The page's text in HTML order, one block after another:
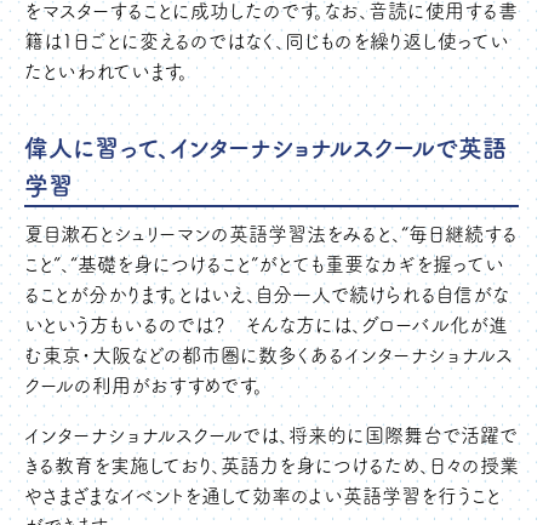
をマスターすることに成功したのです。なお、音読に使用する書
籍は1日ごとに変えるのではなく、同じものを繰り返し使ってい
たといわれています。
偉人に習って、インターナショナルスクールで英語
学習
夏目漱石とシュリーマンの英語学習法をみると、“毎日継続する
こと”、“基礎を身につけること”がとても重要なカギを握ってい
ることが分かります。とはいえ、自分一人で続けられる自信がな
いという方もいるのでは？ そんな方には、グローバル化が進
む東京・大阪などの都市圏に数多くあるインターナショナルス
クールの利用がおすすめです。
インターナショナルスクールでは、将来的に国際舞台で活躍で
きる教育を実施しており、英語力を身につけるため、日々の授業
やさまざまなイベントを通して効率のよい英語学習を行うこと